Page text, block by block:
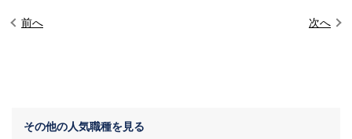
前へ 次へ
その他の人気職種を見る